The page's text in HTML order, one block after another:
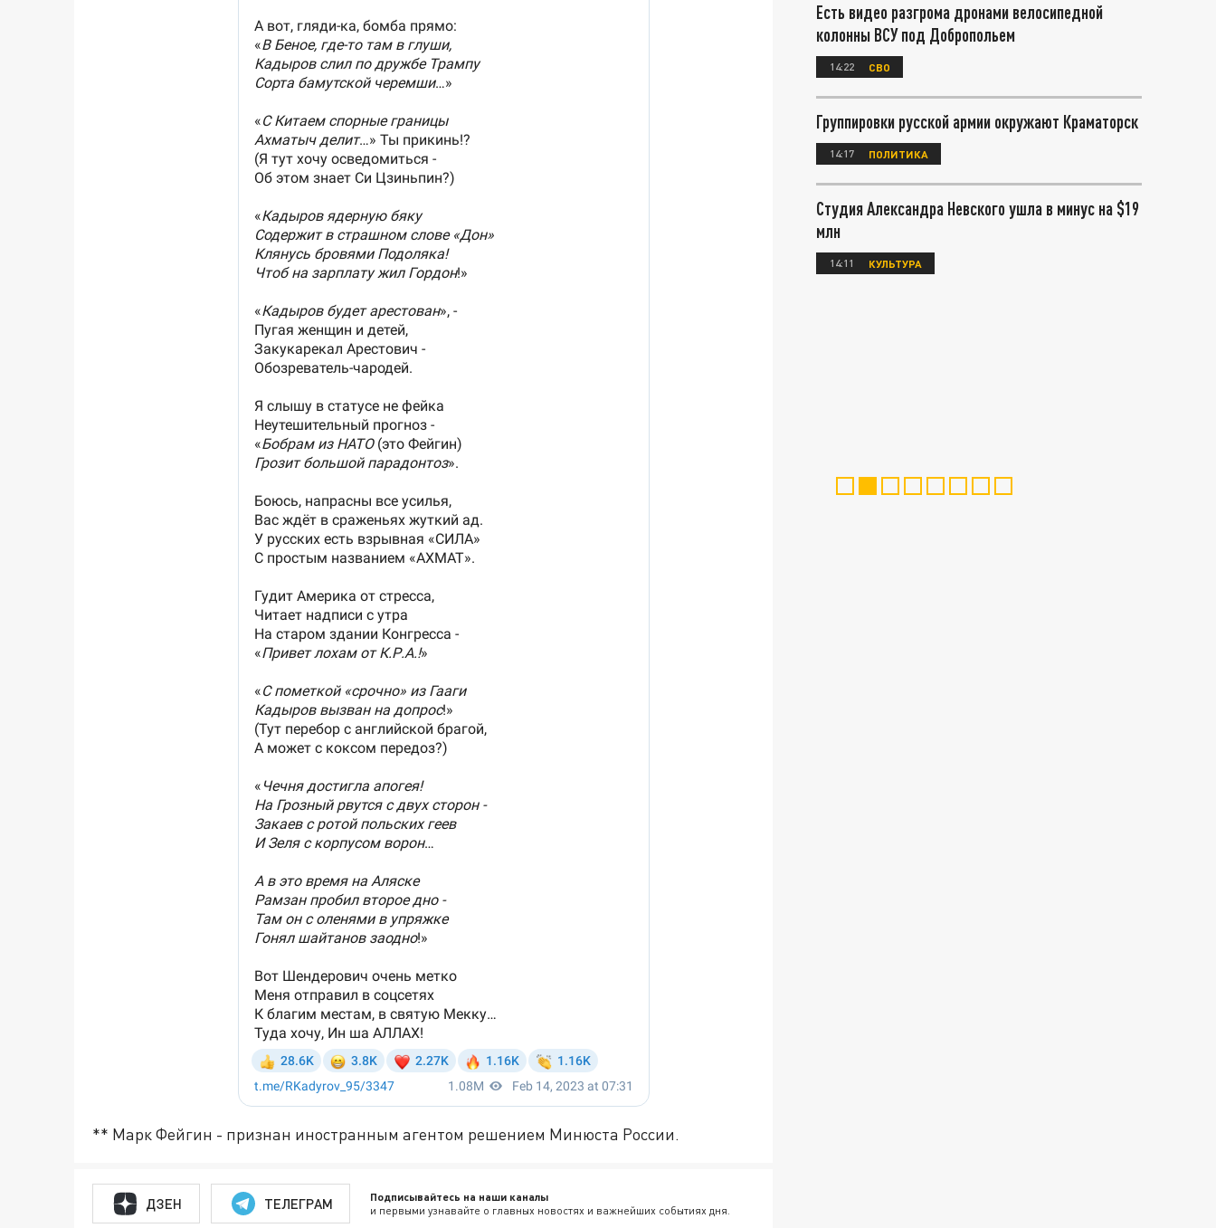
** Марк Фейгин - признан иностранным агентом решением Минюста России.
ДЗЕН ТЕЛЕГРАМ Подписывайтесь на наши каналы
и первыми узнавайте о главных новостях и важнейших событиях дня.
Есть видео разгрома дронами велосипедной
колонны ВСУ под Добропольем
14:22 СВО
Группировки русской армии окружают Краматорск
14:17 ПОЛИТИКА
Студия Александра Невского ушла в минус на $19
млн
14:11 КУЛЬТУРА